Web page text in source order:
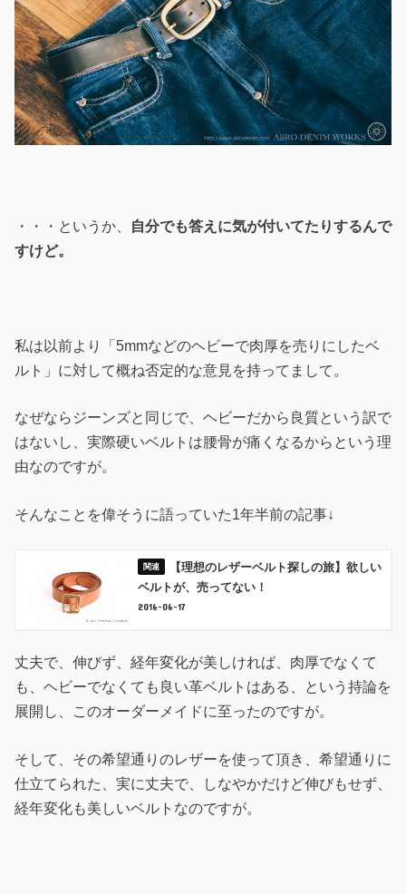
・・・というか、
自分でも答えに気が付いてたりするんで
すけど。
私は以前より「5mmなどのヘビーで肉厚を売りにしたベ
ルト」に対して概ね否定的な意見を持ってまして。
なぜならジーンズと同じで、ヘビーだから良質という訳で
はないし、実際硬いベルトは腰骨が痛くなるからという理
由なのですが。
そんなことを偉そうに語っていた1年半前の記事↓
【理想のレザーベルト探しの旅】欲しい
ベルトが、売ってない！
2016-06-17
丈夫で、伸びず、経年変化が美しければ、肉厚でなくて
も、ヘビーでなくても良い革ベルトはある、という持論を
展開し、このオーダーメイドに至ったのですが。
そして、その希望通りのレザーを使って頂き、希望通りに
仕立てられた、実に丈夫で、しなやかだけど伸びもせず、
経年変化も美しいベルトなのですが。